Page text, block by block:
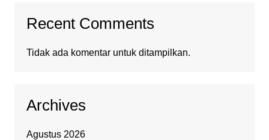
Recent Comments
Tidak ada komentar untuk ditampilkan.
Archives
Agustus 2026